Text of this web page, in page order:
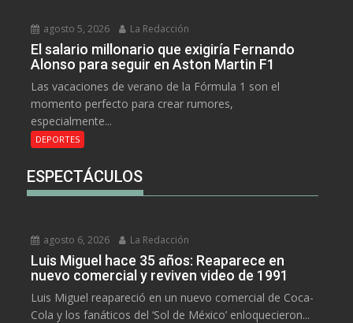
agosto 5, 2026 La Redacción
El salario millonario que exigiría Fernando
Alonso para seguir en Aston Martin F1
Las vacaciones de verano de la Fórmula 1 son el
momento perfecto para crear rumores,
especialmente...
DEPORTES
ESPECTÁCULOS
agosto 6, 2026 La Redacción
Luis Miguel hace 35 años: Reaparece en
nuevo comercial y reviven video de 1991
Luis Miguel reapareció en un nuevo comercial de Coca-
Cola y los fanáticos del ‘Sol de México’ enloquecieron...